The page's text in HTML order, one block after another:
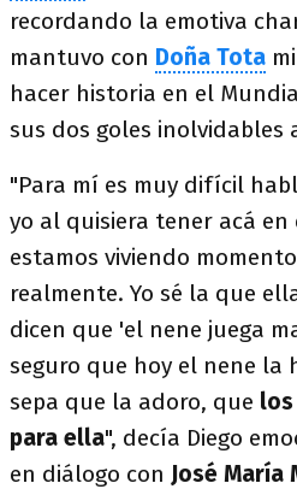
recordando la emotiva
mantuvo con Doña Tota
hacer historia en el
sus dos goles inolvidables
"Para mí es muy difícil
yo al quisiera tener acá
estamos viviendo
realmente. Yo sé la que
dicen que 'el nene juega
seguro que hoy el nene la
sepa que la adoro, que
para ella", decía Diego
en diálogo con José María